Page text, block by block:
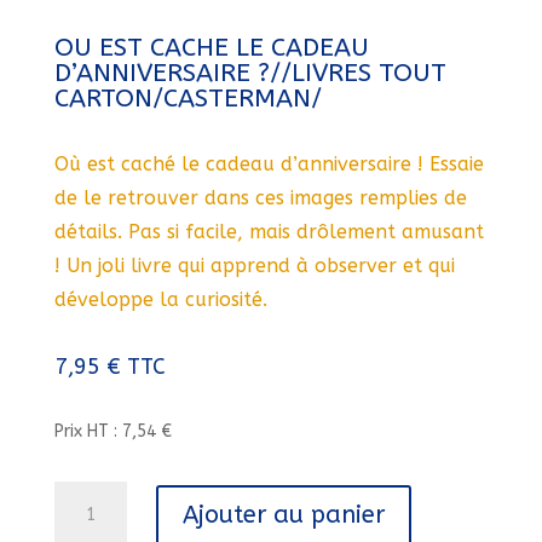
OU EST CACHE LE CADEAU
D’ANNIVERSAIRE ?//LIVRES TOUT
CARTON/CASTERMAN/
Où est caché le cadeau d’anniversaire ! Essaie
de le retrouver dans ces images remplies de
détails. Pas si facile, mais drôlement amusant
! Un joli livre qui apprend à observer et qui
développe la curiosité.
7,95 € TTC
Prix HT : 7,54 €
Ajouter au panier